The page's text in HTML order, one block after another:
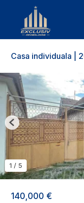
Casa individuala |
140,000 €
1 / 5
Previous